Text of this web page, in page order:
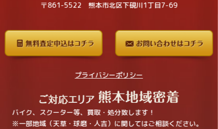
〒861-5522 熊本市北区下硯川1丁目7-69
プライバシーポリシー
バイク、スクーター等、買取・処分致します！
※一部地域（天草・球磨・人吉）に関してはご相談ください。